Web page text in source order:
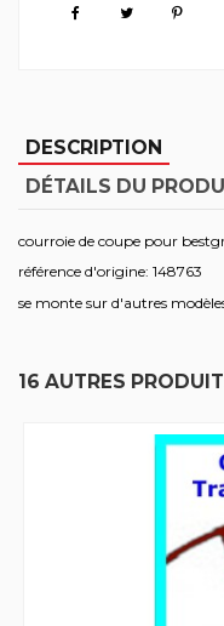
DESCRIPTION
DÉTAILS DU
courroie de coupe pour
référence d'origine: 148763
se monte sur d'autres
16 AUTRES